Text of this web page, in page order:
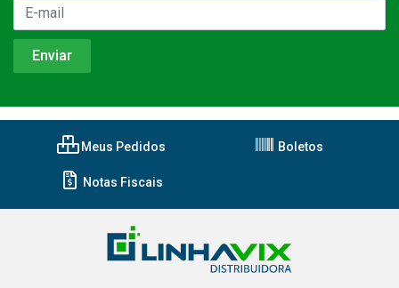
Meus Pedidos Boletos
Notas Fiscais